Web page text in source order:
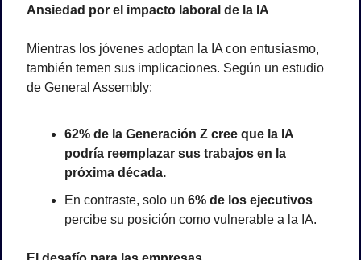
Ansiedad por el impacto laboral de la IA
Mientras los jóvenes adoptan la IA con entusiasmo,
también temen sus implicaciones. Según un estudio
de General Assembly:
62% de la Generación Z cree que la IA
podría reemplazar sus trabajos en la
próxima década.
En contraste, solo un 6% de los ejecutivos
percibe su posición como vulnerable a la IA.